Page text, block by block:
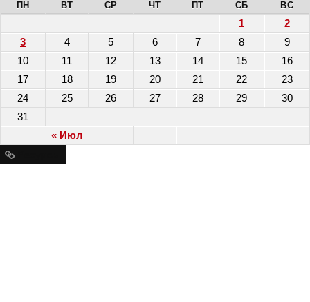
ПН ВТ СР ЧТ ПТ СБ ВС
« Июл
1
2
3
4 5 6 7 8
9
10
11 12 13 14 15
16
17
18 19 20 21 22
23
24
25 26 27 28 29
30
31